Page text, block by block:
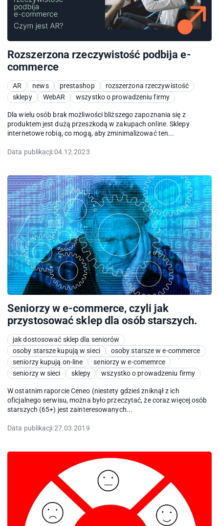
Rozszerzona rzeczywistość podbija e-
commerce
AR news prestashop
rozszerzona rzeczywistość
sklepy
WebAR wszystko o prowadzeniu firmy
Dla wielu osób brak możliwości bliższego zapoznania się z
produktem jest dużą przeszkodą w zakupach online. Sklepy
internetowe robią, co mogą, aby zminimalizować ten...
Data publikacji:04.12.2023
Seniorzy w e-commerce, czyli jak
przystosować sklep dla osób starszych.
jak dostosować sklep dla seniorów
osoby starsze kupują w sieci
osoby starsze w e-commerce
seniorzy kupują on-line
seniorzy w e-comemrce
seniorzy w sieci
sklepy wszystko o prowadzeniu firmy
W ostatnim raporcie Ceneo (niestety gdzieś zniknął z ich
oficjalnego serwisu, można było przeczytać, że coraz więcej osób
starszych (65+) jest zainteresowanych...
Data publikacji:27.03.2019